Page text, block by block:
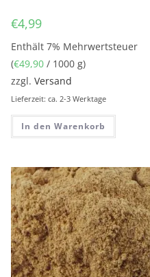
€4,99
Enthält 7% Mehrwertsteuer
(€49,90 / 1000 g)
zzgl.Versand
Lieferzeit: ca. 2-3 Werktage
In den Warenkorb